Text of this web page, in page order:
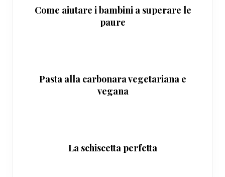
Come aiutare i bambini a superare le
paure
Pasta alla carbonara vegetariana e
vegana
La schiscetta perfetta